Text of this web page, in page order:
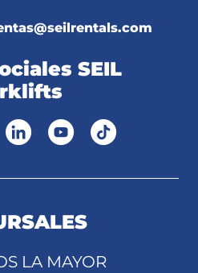
SEIL
LA MAYOR